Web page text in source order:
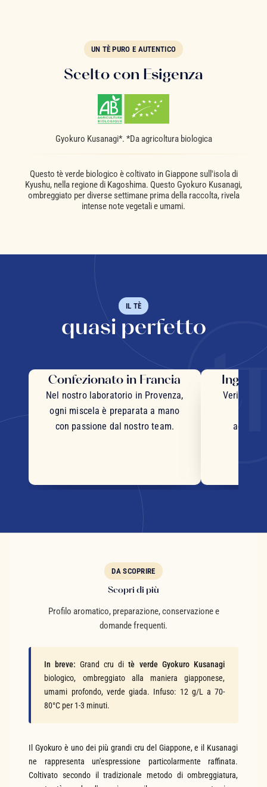
UN TÈ PURO E AUTENTICO
Scelto con Esigenza
Gyokuro Kusanagi*. *Da agricoltura biologica
Questo tè verde biologico è coltivato in Giappone sull'isola di
Kyushu, nella regione di Kagoshima. Questo Gyokuro Kusanagi,
ombreggiato per diverse settimane prima della raccolta, rivela
intense note vegetali e umami.
IL TÈ
quasi perfetto
Confezionato in Francia
Nel nostro laboratorio in Provenza,
ogni miscela è preparata a mano
con passione dal nostro team.
Veri pezzi
DA SCOPRIRE
Scopri di più
Profilo aromatico, preparazione, conservazione e
domande frequenti.
In breve: Grand cru ditè verde Gyokuro Kusanagi
biologico, ombreggiato alla maniera giapponese,
umami profondo, verde giada. Infuso: 12 g/L a 70-
80°C per 1-3 minuti.
Il Gyokuro è uno dei più grandi cru del Giappone, e il Kusanagi
ne rappresenta un'espressione particolarmente raffinata.
Coltivato secondo il tradizionale metodo di ombreggiatura,